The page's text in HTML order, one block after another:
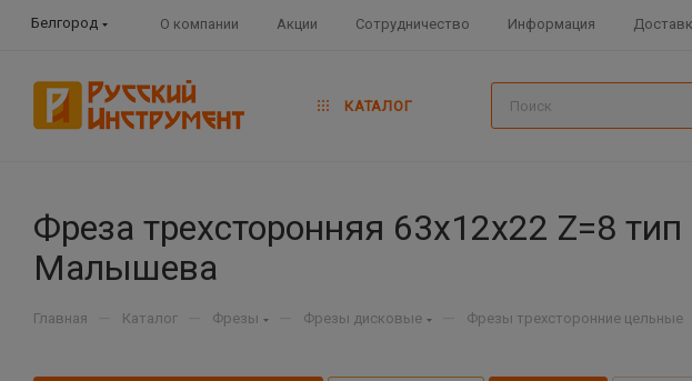
Белгород О компании Акции Сотрудничество Информация
КАТАЛОГ
Фреза трехсторонняя 63х12х22 Z=8
Малышева
Главная Каталог Фрезы Фрезы дисковые Фрезы трехсторонние цельные